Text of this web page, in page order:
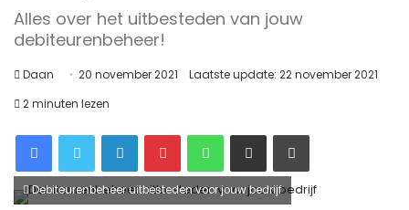
Alles over het uitbesteden van jouw
debiteurenbeheer!
Daan 20 november 2021
Laatste update: 22 november 2021
2 minuten lezen
FacebookTwitter LinkedInPinterestWhatsApp
Delen via Email Printen
Debiteurenbeheer uitbesteden voor jouw bedrijf